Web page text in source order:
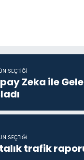
SEÇTIĞI
Zeka ile
SEÇTIĞI
trafik